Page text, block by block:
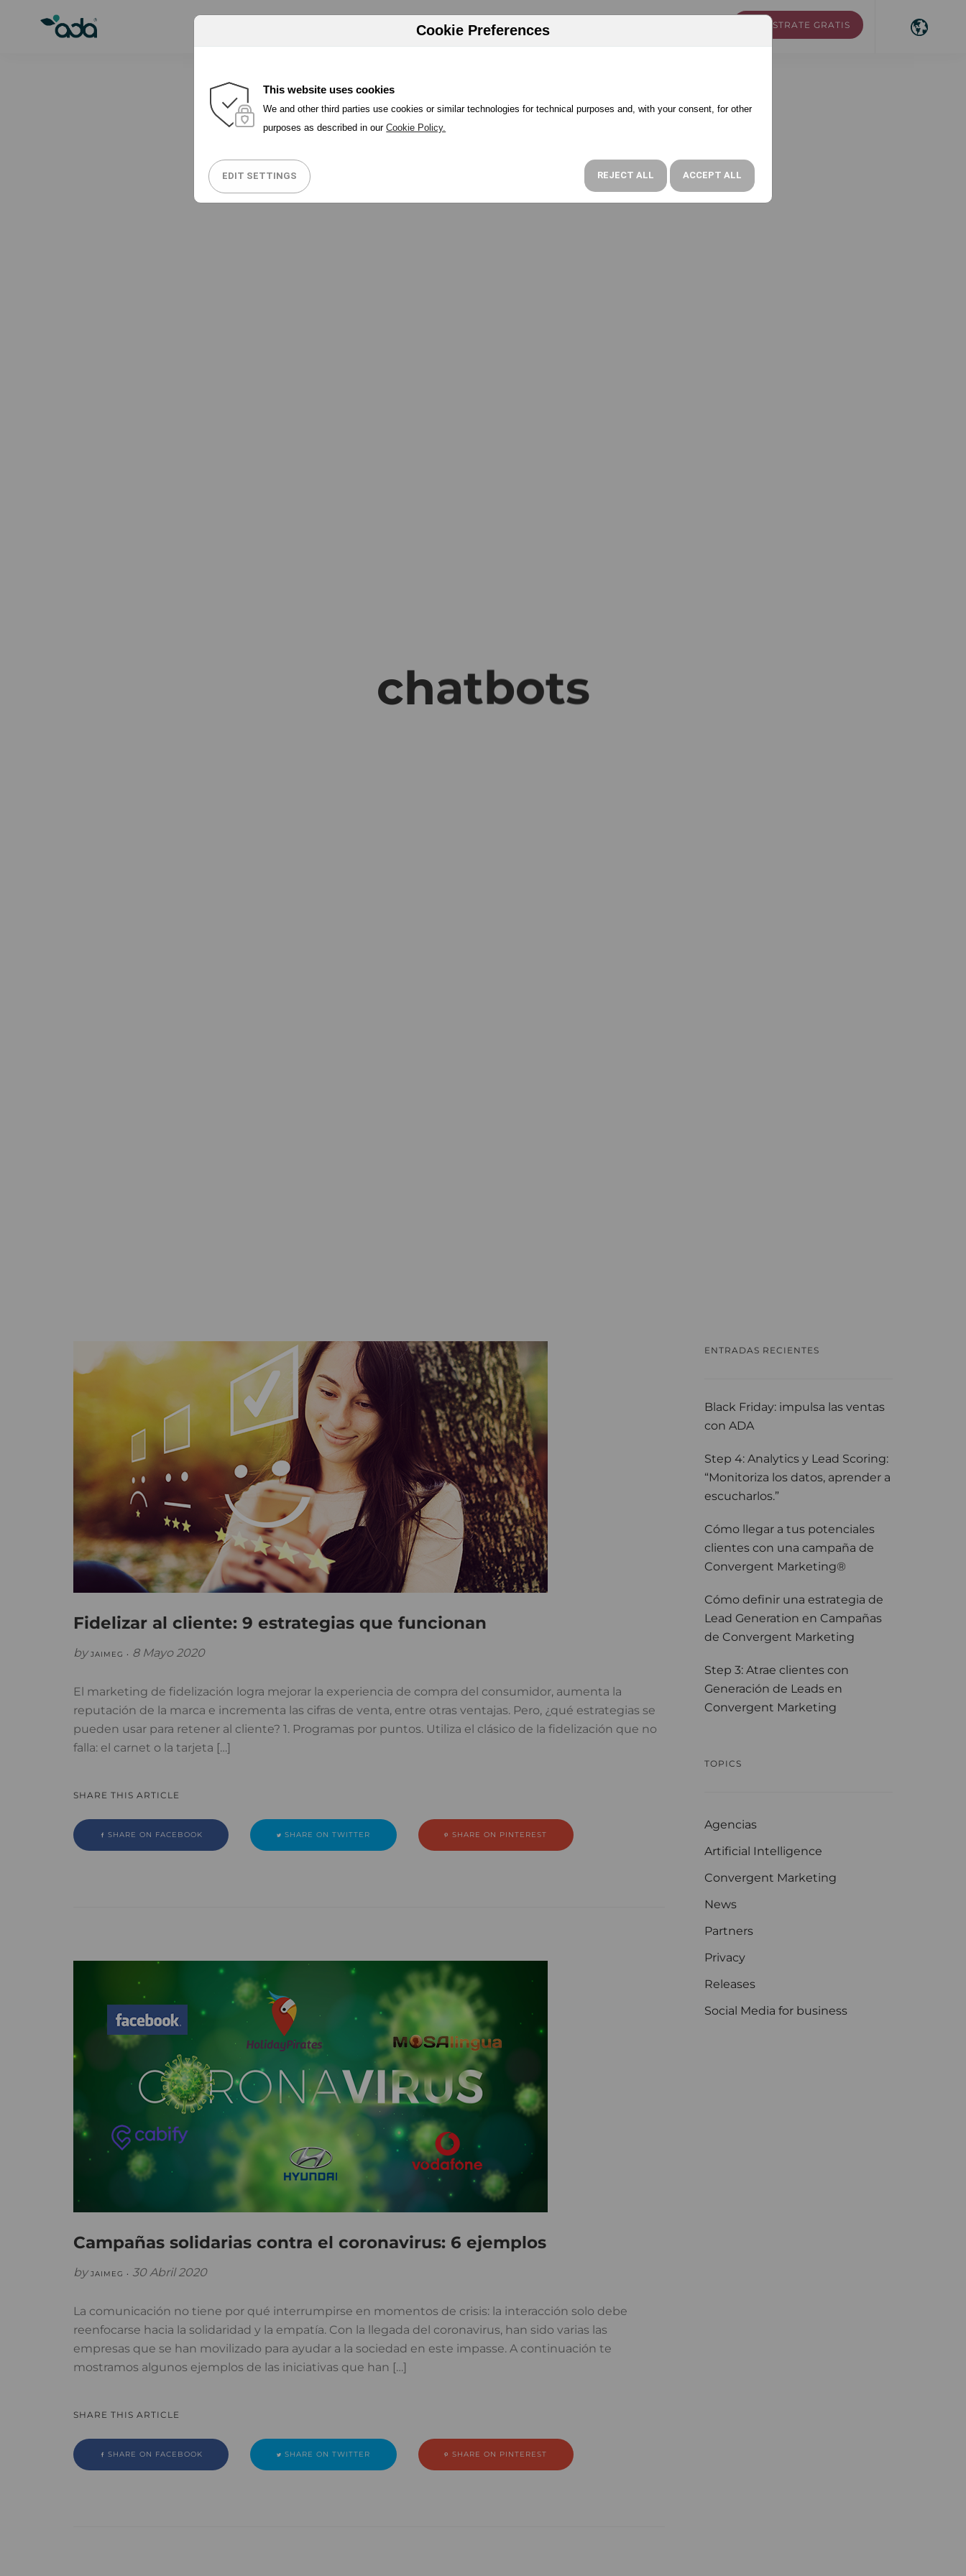
PRECIOS PROGRAMA PARTNER REGÍSTRATE GRATIS
chatbots
Fidelizar al cliente: 9 estrategias que funcionan
by JAIMEG • 8 Mayo 2020
El marketing de fidelización logra mejorar la experiencia de compra del consumidor, aumenta la
reputación de la marca e incrementa las cifras de venta, entre otras ventajas. Pero, ¿qué estrategias se
pueden usar para retener al cliente? 1. Programas por puntos. Utiliza el clásico de la fidelización que no
falla: el carnet o la tarjeta […]
SHARE THIS ARTICLE
SHARE ON FACEBOOK SHARE ON TWITTER SHARE ON PINTEREST
Campañas solidarias contra el coronavirus: 6 ejemplos
by JAIMEG • 30 Abril 2020
La comunicación no tiene por qué interrumpirse en momentos de crisis: la interacción solo debe
reenfocarse hacia la solidaridad y la empatía. Con la llegada del coronavirus, han sido varias las
empresas que se han movilizado para ayudar a la sociedad en este impasse. A continuación te
mostramos algunos ejemplos de las iniciativas que han […]
SHARE THIS ARTICLE
SHARE ON FACEBOOK SHARE ON TWITTER SHARE ON PINTEREST
ENTRADAS RECIENTES
Black Friday: impulsa las ventas
con ADA
Step 4: Analytics y Lead Scoring:
“Monitoriza los datos, aprender a
escucharlos.”
Cómo llegar a tus potenciales
clientes con una campaña de
Convergent Marketing®
Cómo definir una estrategia de
Lead Generation en Campañas
de Convergent Marketing
Step 3: Atrae clientes con
Generación de Leads en
Convergent Marketing
TOPICS
Agencias
Artificial Intelligence
Convergent Marketing
News
Partners
Privacy
Releases
Social Media for business
Cookie Preferences
This website uses cookies
We and other third parties use cookies or similar technologies for technical purposes and, with your consent, for other
purposes as described in ourCookie Policy.
ACCEPT ALL
REJECT ALL
EDIT SETTINGS